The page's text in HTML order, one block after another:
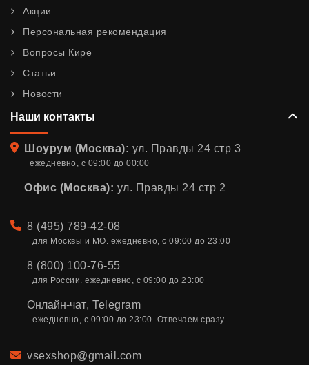
Акции
Персональная рекомендация
Вопросы Кире
Статьи
Новости
Наши контакты
Адрес
Шоурум (Москва): ул. Правды 24 стр 3
ежедневно, с 09:00 до 00:00
Офис (Москва): ул. Правды 24 стр 2
Телефон
8 (495) 789-42-08
для Москвы и МО. ежедневно, с 09:00 до 23:00
8 (800) 100-76-55
для России. ежедневно, с 09:00 до 23:00
Онлайн-чат, Telegram
ежедневно, с 09:00 до 23:00. Отвечаем сразу
Email
vsexshop@gmail.com